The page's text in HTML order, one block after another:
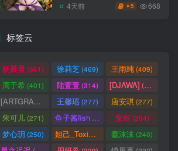
4天前 ￥5 668
标签云
杨晨晨 (661) 徐莉芝(469) 王雨纯(409)
周于希(401) 陆萱萱(314) [DJAWA] (290)
[ARTGRAVIA] (290)
王馨瑶(277) 唐安琪(277)
朱可儿 (271) 鱼子酱fish 安然(254)
梦心玥 (250) 妲己_Toxic(247)蠢沫沫(240)